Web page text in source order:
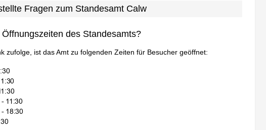
Fragen zum Standesamt Calw
des Standesamts?
zufolge, ist das Amt zu folgenden Zeiten für Besucher geöffnet: